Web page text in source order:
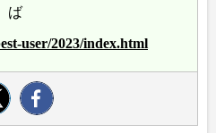
ば
user/2023/index.html